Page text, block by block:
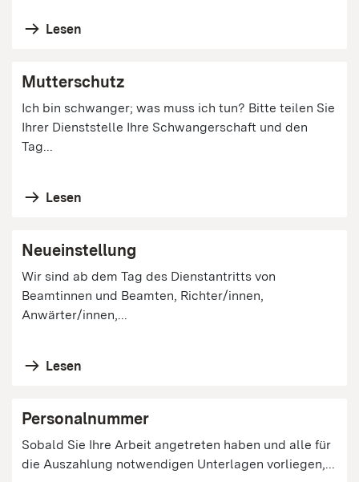
Lesen
Mutterschutz
Ich bin schwanger; was muss ich tun? Bitte teilen Sie
Ihrer Dienststelle Ihre Schwangerschaft und den
Tag...
Lesen
Neueinstellung
Wir sind ab dem Tag des Dienstantritts von
Beamtinnen und Beamten, Richter/innen,
Anwärter/innen,...
Lesen
Personalnummer
Sobald Sie Ihre Arbeit angetreten haben und alle für
die Auszahlung notwendigen Unterlagen vorliegen,...